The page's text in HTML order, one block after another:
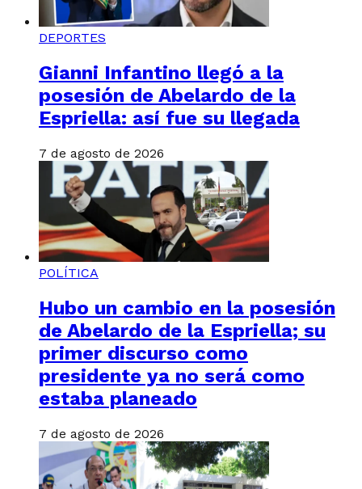
DEPORTES
Gianni Infantino llegó a la
posesión de Abelardo de la
Espriella: así fue su llegada
7 de agosto de 2026
POLÍTICA
Hubo un cambio en la posesión
de Abelardo de la Espriella; su
primer discurso como
presidente ya no será como
estaba planeado
7 de agosto de 2026